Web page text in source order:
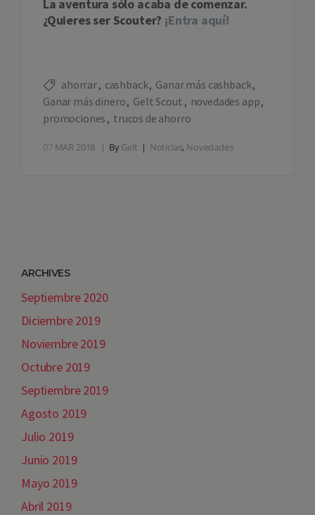
La aventura sólo acaba de comenzar.
¿Quieres ser Scouter? ¡Entra aquí!
ahorrar cashback Ganar más cashback
Ganar más dinero Gelt Scout
novedades app
promociones
trucos de ahorro
07 MAR 2018 ByGelt Noticias, Novedades
ARCHIVES
Septiembre 2020
Diciembre 2019
Noviembre 2019
Octubre 2019
Septiembre 2019
Agosto 2019
Julio 2019
Junio 2019
Mayo 2019
Abril 2019